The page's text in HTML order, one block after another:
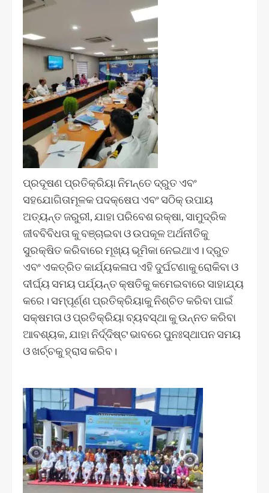
ପ୍ରଦୂଷଣ ପ୍ରତିକ୍ରିୟା ନିମନ୍ତେ ଦ୍ରୁତ ଏବଂ
ସହଯୋଗିତାମୂଳକ ପଦକ୍ଷେପ ଏବଂ ସଠିକ୍ ଉପାୟ
ଅତ୍ୟନ୍ତ ଜରୁରୀ, ଯାହା ପରିବେଶ ରକ୍ଷା, ସାମୁଦ୍ରିକ
ଜୀବବିବିଧତା କୁ ବଞ୍ଚାଇବା ଓ ଉପକୂଳ ଅର୍ଥନୀତିକୁ
ସୁରକ୍ଷିତ କରିବାରେ ମୂଖ୍ୟ ଭୂମିକା ନେଇଥାଏ। ଦ୍ରୁତ
ଏବଂ ଏକତ୍ରିତ କାର୍ଯ୍ୟକଳାପ ଏହି ଦୁର୍ଘଟଣାକୁ ରୋକିବା ଓ
ଦୀର୍ଘ୍ୟ ସମୟ ପର୍ଯ୍ୟନ୍ତ କ୍ଷତିକୁ କମେଇବାରେ ସାହାଯ୍ୟ
କରେ। ସମ୍ପୂର୍ଣ୍ଣ ପ୍ରତିକ୍ରିୟାକୁ ନିଶ୍ଚିତ କରିବା ପାଇଁ
ସକ୍ଷମତା ଓ ପ୍ରତିକ୍ରିୟା ବ୍ୟବସ୍ଥା କୁ ଉନ୍ନତ କରିବା
ଆବଶ୍ୟକ, ଯାହା ନିର୍ଦ୍ଦିଷ୍ଟ ଭାବରେ ପୁନଃସ୍ଥାପନ ସମୟ
ଓ ଖର୍ଚ୍ଚକୁ ହ୍ରାସ କରିବ।